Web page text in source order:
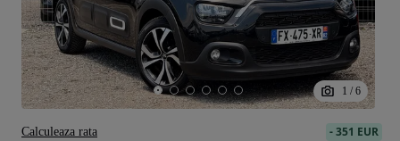
1 / 6
-351 EUR
Calculeaza rata